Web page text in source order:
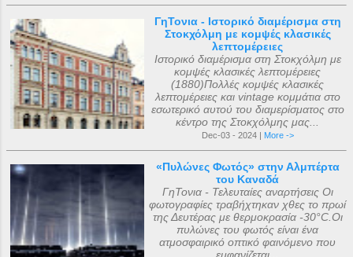
ΓηΤονια - Ιστορικό διαμέρισμα στη
Στοκχόλμη με κομψές κλασικές
λεπτομέρειες
Ιστορικό διαμέρισμα στη Στοκχόλμη με
κομψές κλασικές λεπτομέρειες
(1880)Πολλές κομψές κλασικές
λεπτομέρειες και vintage κομμάτια στο
εσωτερικό αυτού του διαμερίσματος στο
κέντρο της Στοκχόλμης μας...
Dec-03 - 2024 | More ->
«Πυλώνες Φωτός» στην Αλμπέρτα
του Καναδά
ΓηΤονια - Τελευταίες αναρτήσεις Οι
φωτογραφίες τραβήχτηκαν χθες το πρωί
της Δευτέρας με θερμοκρασία -30°C.Οι
πυλώνες του φωτός είναι ένα
ατμοσφαιρικό οπτικό φαινόμενο που